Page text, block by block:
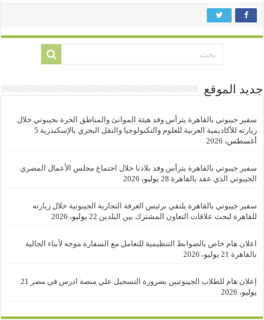
جديد الموقع
سفير جيبوتي بالقاهرة يترأس وفد هيئة الموانئ والمناطق الحرة بجيبوتي خلال
زيارته للأكاديمية العربية للعلوم والتكنولوجيا والنقل البحري بالإسكندرية 5
أغسطس، 2026
سفير جيبوتي بالقاهرة يترأس وفد بلادنا خلال اجتماع مجلس الأعمال المصري
الجيبوتي الذي عقد بالقاهرة 28 يوليو، 2026
سفير جيبوتي بالقاهرة يلتقي برئيس الغرفة التجارية الجيبوتية خلال زيارته
للقاهرة لبحث علاقات التعاون المشترك بين البلدين 22 يوليو، 2026
اعلان هام خاص بالضوابط التنظيمية للتعامل مع السفارة موجه لأبناء الجالية
بالقاهرة 21 يوليو، 2026
إعلان هام للطلاب الجيبوتيين بضرورة التسجيل علي منصة ادرس في مصر 21
يوليو، 2026